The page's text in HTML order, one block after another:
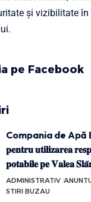
și vizibilitate în
pe Facebook
Compania de Apă
𝐩𝐞𝐧𝐭𝐫𝐮 𝐮𝐭𝐢𝐥𝐢𝐳𝐚𝐫𝐞𝐚
𝐩𝐨𝐭𝐚𝐛𝐢𝐥𝐞 𝐩𝐞 𝐕𝐚𝐥𝐞𝐚
ADMINISTRATIV
STIRI BUZAU